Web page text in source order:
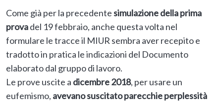
Come già per la precedentesimulazione della prima
provadel 19 febbraio, anche questa volta nel
formulare le tracce il MIUR sembra aver recepito e
tradotto in pratica le indicazioni del Documento
elaborato dal gruppo di lavoro.
Le prove uscite a dicembre 2018, per usare un
eufemismo, avevano suscitato parecchie perplessità